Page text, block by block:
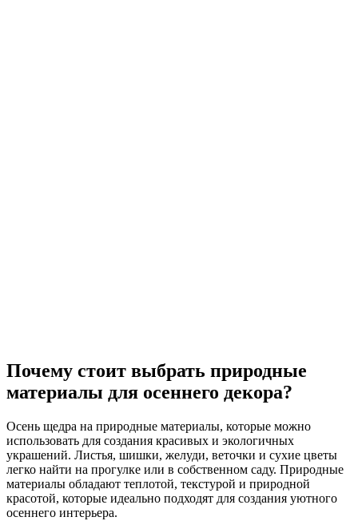
Почему стоит выбрать природные
материалы для осеннего декора?
Осень щедра на природные материалы, которые можно
использовать для создания красивых и экологичных
украшений. Листья, шишки, желуди, веточки и сухие цветы
легко найти на прогулке или в собственном саду. Природные
материалы обладают теплотой, текстурой и природной
красотой, которые идеально подходят для создания уютного
осеннего интерьера.